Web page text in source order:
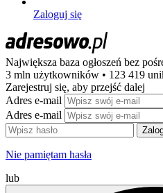
Zaloguj się
Największa baza ogłoszeń bez
3 mln użytkowników • 123 419
Zarejestruj się, aby przejść dalej
Adres e-mail
Adres e-mail
Nie pamiętam hasła
lub